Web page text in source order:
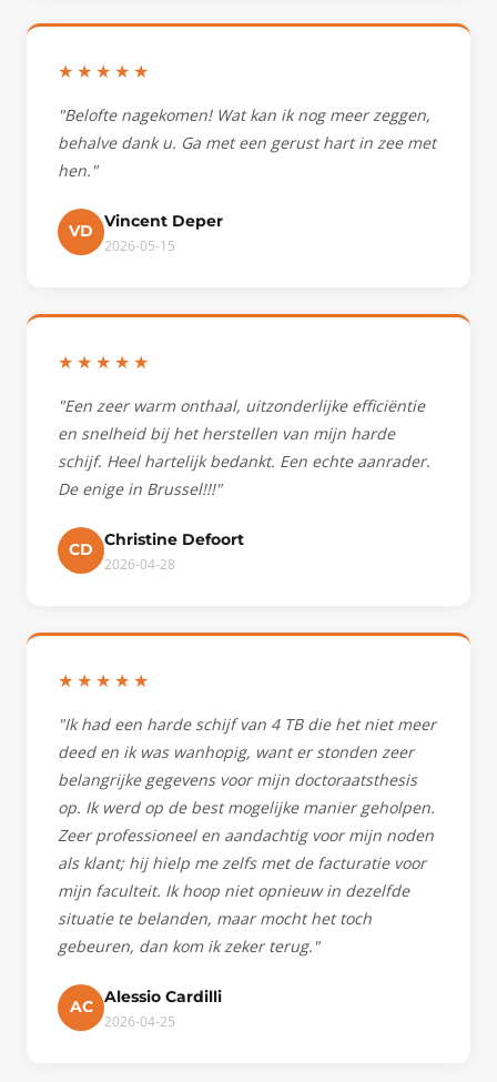
★★★★★
"Belofte nagekomen! Wat kan ik nog meer zeggen,
behalve dank u. Ga met een gerust hart in zee met
hen."
VD Vincent Deper
2026-05-15
★★★★★
"Een zeer warm onthaal, uitzonderlijke efficiëntie
en snelheid bij het herstellen van mijn harde
schijf. Heel hartelijk bedankt. Een echte aanrader.
De enige in Brussel!!!"
CD Christine Defoort
2026-04-28
★★★★★
"Ik had een harde schijf van 4 TB die het niet meer
deed en ik was wanhopig, want er stonden zeer
belangrijke gegevens voor mijn doctoraatsthesis
op. Ik werd op de best mogelijke manier geholpen.
Zeer professioneel en aandachtig voor mijn noden
als klant; hij hielp me zelfs met de facturatie voor
mijn faculteit. Ik hoop niet opnieuw in dezelfde
situatie te belanden, maar mocht het toch
gebeuren, dan kom ik zeker terug."
AC Alessio Cardilli
2026-04-25